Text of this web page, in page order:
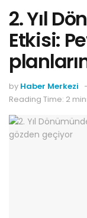
2. Yıl
Etkisi:
by Haber Merkezi
Reading Time: 2